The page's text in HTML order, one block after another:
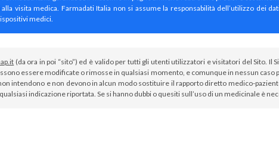
visita medica. Farmadati Italia non si assume la responsabilità dell’utilizzo dei
medici.
(da ora in poi “sito”) ed è valido per tutti gli utenti utilizzatori e visitatori del Sito. Il
essere modificate o rimosse in qualsiasi momento, e comunque in nessun
intendono e non devono in alcun modo sostituire il rapporto diretto medico-
indicazione riportata. Se si hanno dubbi o quesiti sull’uso di un medicinale è